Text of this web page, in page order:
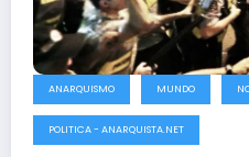
ANARQUISMO MUNDO
POLITICA - ANARQUISTA.NET